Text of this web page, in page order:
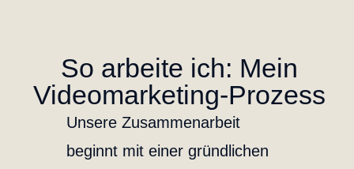
So arbeite ich: Mein
Videomarketing-Prozess
Unsere Zusammenarbeit
beginnt mit einer gründlichen